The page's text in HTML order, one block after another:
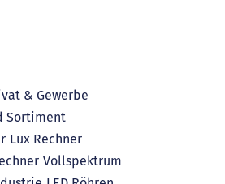
& Gewerbe
Sortiment
Lux Rechner
Vollspektrum